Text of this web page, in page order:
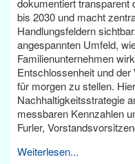
dokumentiert transparent
bis 2030 und macht
Handlungsfeldern
angespannten Umfeld,
Familienunternehmen
Entschlossenheit und
für morgen zu stellen.
Nachhaltigkeitsstrategie
messbaren Kennzahlen
Furler,
Weiterlesen...